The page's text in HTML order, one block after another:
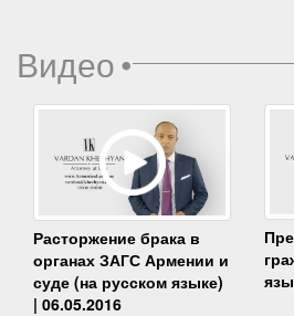
Видео•
Расторжение брака в
органах ЗАГС Армении и
суде (на русском языке)
| 06.05.2016